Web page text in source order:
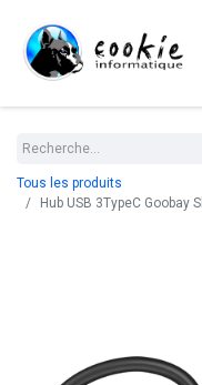
Tous les produits
Hub USB 3TypeC Goobay